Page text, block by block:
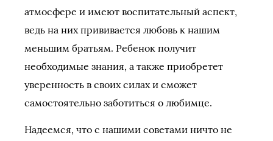
атмосфере и имеют воспитательный аспект,
ведь на них прививается любовь к нашим
меньшим братьям. Ребенок получит
необходимые знания, а также приобретет
уверенность в своих силах и сможет
самостоятельно заботиться о любимце.
Надеемся, что с нашими советами ничто не